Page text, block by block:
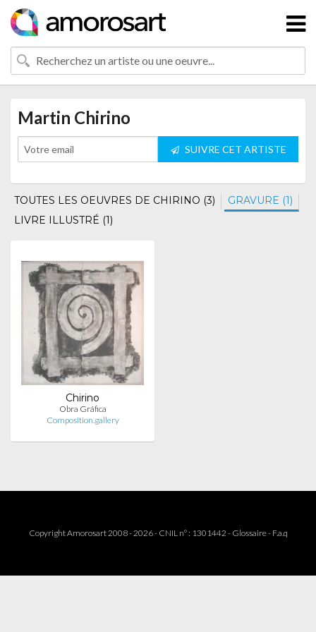
Martin Chirino
SUIVRE CET ARTISTE
TOUTES LES OEUVRES DE CHIRINO (3)
GRAVURE (1)
LIVRE ILLUSTRÉ (1)
Chirino
Obra Gráfica
Composition.gallery
Copyright Amorosart 2008 - 2026 - CNIL n° : 1301442 - Glossaire- F.a.q